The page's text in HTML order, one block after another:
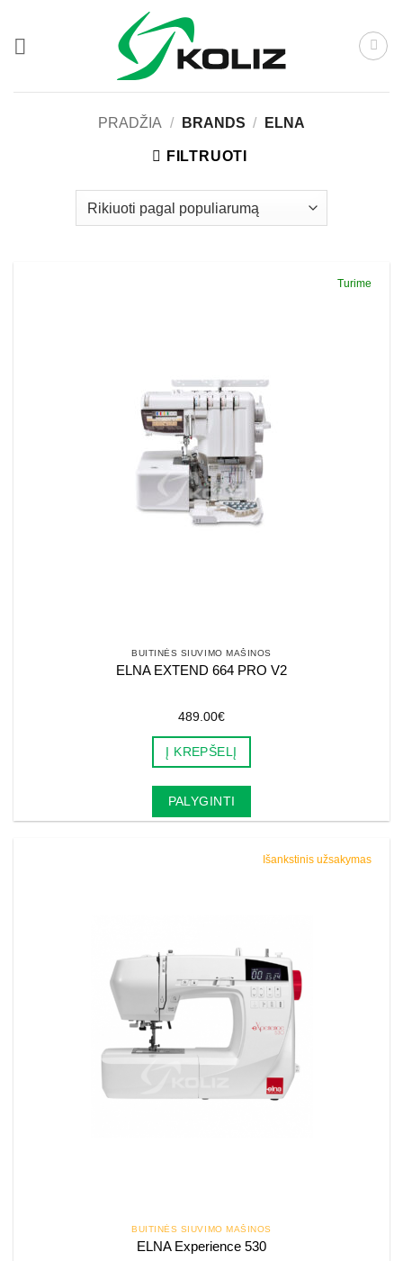
content
PRADŽIA / BRANDS / ELNA
FILTRUOTI
Turime
BUITINĖS SIUVIMO MAŠINOS
ELNA EXTEND 664 PRO V2
489.00€
Į KREPŠELĮ
PALYGINTI
Išankstinis užsakymas
BUITINĖS SIUVIMO MAŠINOS
ELNA Experience 530